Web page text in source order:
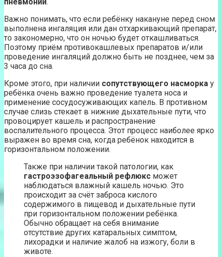
пневмонии.
Важно понимать, что если ребёнку накануне перед сном
выполнена ингаляция или дан отхаркивающий препарат,
то закономерно, что он ночью будет откашливаться.
Поэтому приём противокашлевых препаратов и/или
проведение ингаляций должно быть не позднее, чем за
3 часа до сна.
Кроме этого, при наличии сопутствующего насморка у
ребёнка очень важно проведение туалета носа и
применение сосудосуживающих капель. В противном
случае слизь стекает в нижние дыхательные пути, что
провоцирует кашель и распространение
воспалительного процесса. Этот процесс наиболее ярко
выражен во время сна, когда ребёнок находится в
горизонтальном положении.
Также при наличии такой патологии, как
гастроэзофагеальный рефлюкс может
наблюдаться влажный кашель ночью. Это
происходит за счёт заброса кислого
содержимого в пищевод и дыхательные пути
при горизонтальном положении ребёнка.
Обычно обращает на себя внимание
отсутствие других катаральных симптом,
лихорадки и наличие жалоб на изжогу, боли в
животе.